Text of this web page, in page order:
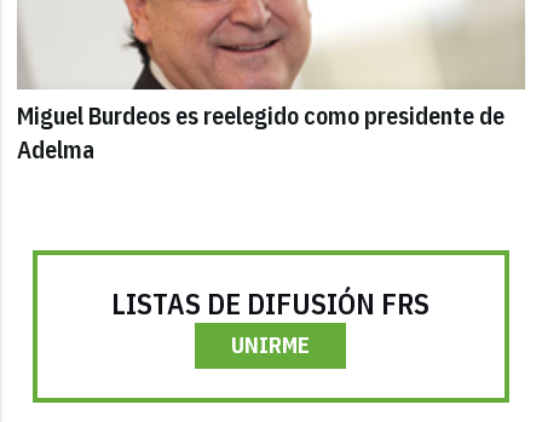
Miguel Burdeos es reelegido como presidente de
Adelma
LISTAS DE DIFUSIÓN FRS
UNIRME